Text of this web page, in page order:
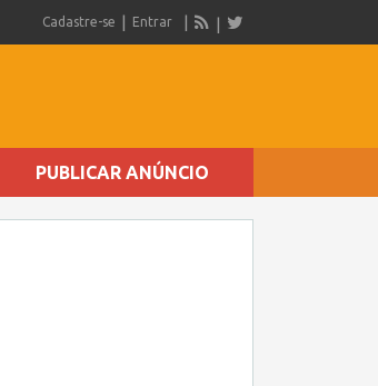
Cadastre-se Entrar
PUBLICAR ANÚNCIO